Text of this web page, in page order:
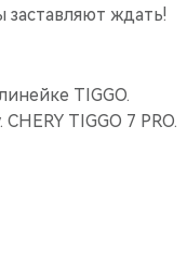
ждать!
TIGGO.
TIGGO 7 PRO.